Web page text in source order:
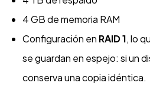
4 GB de memoria RAM
Configuración en RAID 1, lo
se guardan en espejo: si un
conserva una copia idéntica.